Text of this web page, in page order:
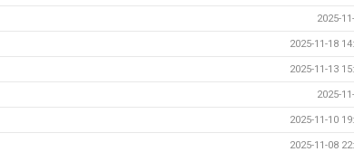
2025-
2025-11-18
2025-11-13
2025-
2025-11-10
2025-11-08